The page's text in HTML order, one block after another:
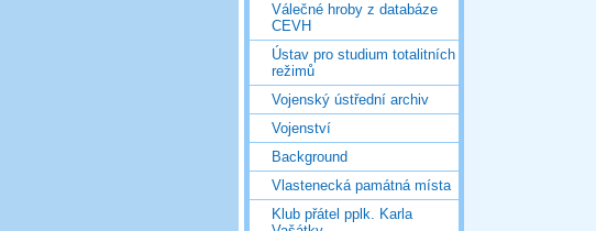
Válečné hroby z databáze
CEVH
Ústav pro studium totalitních
režimů
Vojenský ústřední archiv
Vojenství
Background
Vlastenecká památná místa
Klub přátel pplk. Karla